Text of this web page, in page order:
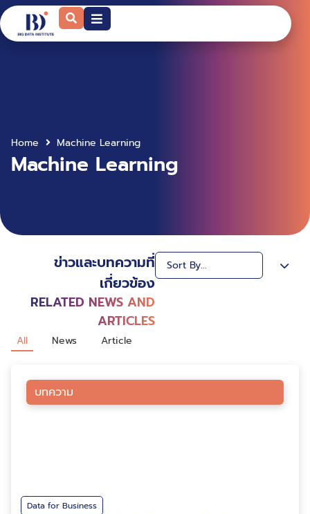
Home Machine Learning
Machine Learning
ข่าวและบทความที่
เกี่ยวข้อง
RELATED NEWS AND
ARTICLES
All News Article
บทความ
Data for Business